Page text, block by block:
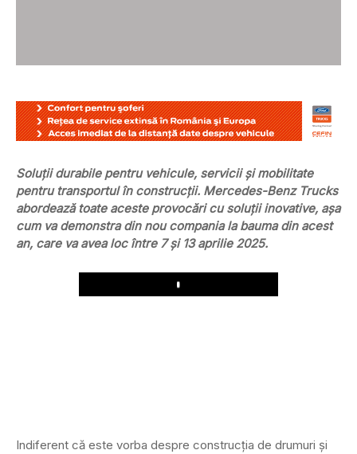
Soluții durabile pentru vehicule, servicii și mobilitate
pentru transportul în construcții. Mercedes-Benz Trucks
abordează toate aceste provocări cu soluții inovative, așa
cum va demonstra din nou compania la bauma din acest
an, care va avea loc între 7 și 13 aprilie 2025.
Play
Indiferent că este vorba despre construcția de drumuri și